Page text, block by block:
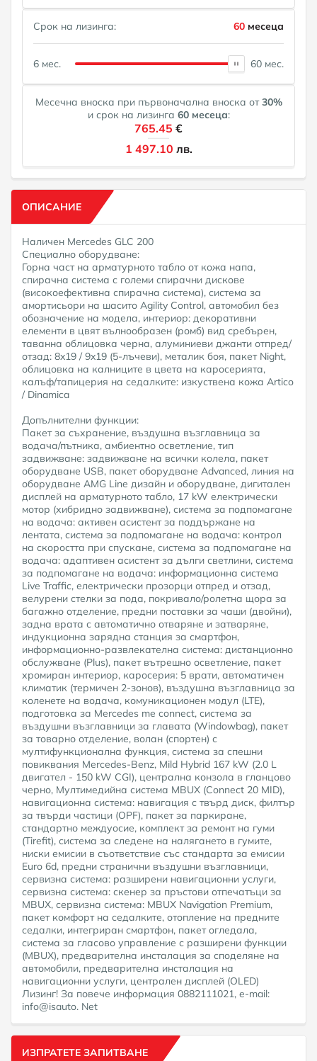
Срок на лизинга: 60 месеца
6 мес. 60 мес.
Месечна вноска при първоначална вноска от30%
и срок на лизинга 60месеца:
765.45 €
1 497.10 лв.
ОПИСАНИЕ
Наличен Mercedes GLC 200
Специално оборудване:
Горна част на арматурното табло от кожа напа,
спирачна система с големи спирачни дискове
(високоефективна спирачна система), система за
амортисьори на шасито Agility Control, автомобил без
обозначение на модела, интериор: декоративни
елементи в цвят вълнообразен (ромб) вид сребърен,
таванна облицовка черна, алуминиеви джанти отпред/
отзад: 8x19 / 9x19 (5-лъчеви), металик боя, пакет Night,
облицовка на калниците в цвета на каросерията,
калъф/тапицерия на седалките: изкуствена кожа Artico
/ Dinamica
Допълнителни функции:
Пакет за съхранение, въздушна възглавница за
водача/пътника, амбиентно осветление, тип
задвижване: задвижване на всички колела, пакет
оборудване USB, пакет оборудване Advanced, линия на
оборудване AMG Line дизайн и оборудване, дигитален
дисплей на арматурното табло, 17 kW електрически
мотор (хибридно задвижване), система за подпомагане
на водача: активен асистент за поддържане на
лентата, система за подпомагане на водача: контрол
на скоростта при спускане, система за подпомагане на
водача: адаптивен асистент за дълги светлини, система
за подпомагане на водача: информационна система
Live Traffic, електрически прозорци отпред и отзад,
велурени стелки за пода, покривало/ролетна щора за
багажно отделение, предни поставки за чаши (двойни),
задна врата с автоматично отваряне и затваряне,
индукционна зарядна станция за смартфон,
информационно-развлекателна система: дистанционно
обслужване (Plus), пакет вътрешно осветление, пакет
хромиран интериор, каросерия: 5 врати, автоматичен
климатик (термичен 2-зонов), въздушна възглавница за
коленете на водача, комуникационен модул (LTE),
подготовка за Mercedes me connect, система за
въздушни възглавници за главата (Windowbag), пакет
за товарно отделение, волан (спортен) с
мултифункционална функция, система за спешни
повиквания Mercedes-Benz, Mild Hybrid 167 kW (2.0 L
двигател - 150 kW CGI), централна конзола в гланцово
черно, Мултимедийна система MBUX (Connect 20 MID),
навигационна система: навигация с твърд диск, филтър
за твърди частици (OPF), пакет за паркиране,
стандартно междуосие, комплект за ремонт на гуми
(Tirefit), система за следене на налягането в гумите,
ниски емисии в съответствие със стандарта за емисии
Euro 6d, предни странични въздушни възглавници,
сервизна система: разширени навигационни услуги,
сервизна система: скенер за пръстови отпечатъци за
MBUX, сервизна система: MBUX Navigation Premium,
пакет комфорт на седалките, отопление на предните
седалки, интегриран смартфон, пакет огледала,
система за гласово управление с разширени функции
(MBUX), предварителна инсталация за споделяне на
автомобили, предварителна инсталация на
навигационни услуги, централен дисплей (OLED)
Лизинг! За повече информация 0882111021, e-mail:
info@isauto. Net
ИЗПРАТЕТЕ ЗАПИТВАНЕ